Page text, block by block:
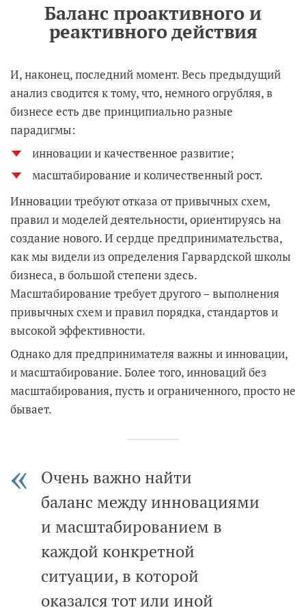
Баланс проактивного и
реактивного действия
И, наконец, последний момент. Весь предыдущий
анализ сводится к тому, что, немного огрубляя, в
бизнесе есть две принципиально разные
парадигмы:
инновации и качественное развитие;
масштабирование и количественный рост.
Инновации требуют отказа от привычных схем,
правил и моделей деятельности, ориентируясь на
создание нового. И сердце предпринимательства,
как мы видели из определения Гарвардской школы
бизнеса, в большой степени здесь.
Масштабирование требует другого – выполнения
привычных схем и правил порядка, стандартов и
высокой эффективности.
Однако для предпринимателя важны и инновации,
и масштабирование. Более того, инноваций без
масштабирования, пусть и ограниченного, просто не
бывает.
Очень важно найти
баланс между инновациями
и масштабированием в
каждой конкретной
ситуации, в которой
оказался тот или иной